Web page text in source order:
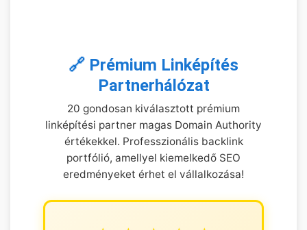
🔗 Prémium Linképítés
Partnerhálózat
20 gondosan kiválasztott prémium
linképítési partner magas Domain Authority
értékekkel. Professzionális backlink
portfólió, amellyel kiemelkedő SEO
eredményeket érhet el vállalkozása!